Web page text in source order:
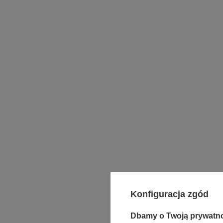
Konfiguracja zgód
Dbamy o Twoją